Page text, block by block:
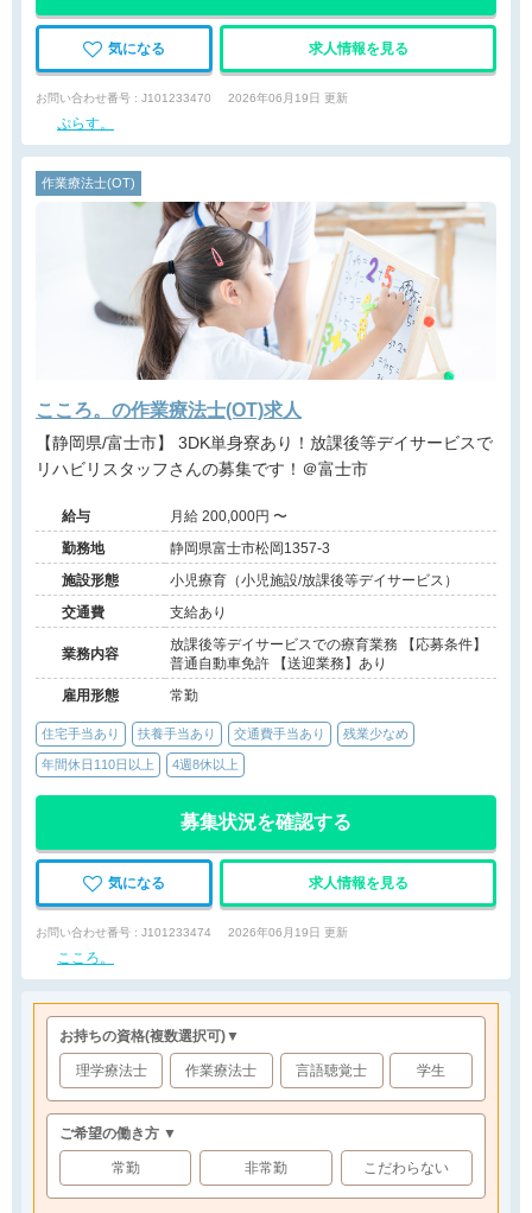
気になる 求人情報を見る
お問い合わせ番号 : J101233470 2026年06月19日 更新
ぷらす。
作業療法士(OT)
こころ。の作業療法士(OT)求人
【静岡県/富士市】 3DK単身寮あり！放課後等デイサービスで
リハビリスタッフさんの募集です！＠富士市
給与
月給 200,000円 〜
勤務地
静岡県富士市松岡1357-3
施設形態
小児療育（小児施設/放課後等デイサービス）
交通費
支給あり
業務内容
放課後等デイサービスでの療育業務 【応募条件】
普通自動車免許 【送迎業務】あり
雇用形態
常勤
住宅手当あり 扶養手当あり 交通費手当あり 残業少なめ
年間休日110日以上 4週8休以上
募集状況を確認する
気になる 求人情報を見る
お問い合わせ番号 : J101233474 2026年06月19日 更新
こころ。
お持ちの資格(複数選択可)▼
理学療法士 作業療法士 言語聴覚士 学生
ご希望の働き方 ▼
常勤 非常勤 こだわらない